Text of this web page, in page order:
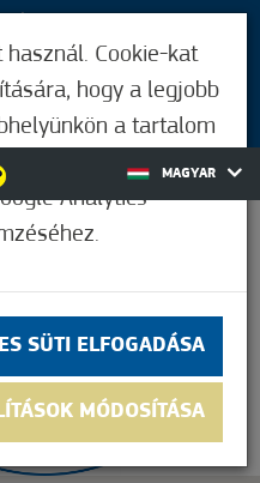
MAGYAR
Cookie-kat
hogy a legjobb
a tartalom
szabásához,
Analytics
SÜTI ELFOGADÁSA
MÓDOSÍTÁSA